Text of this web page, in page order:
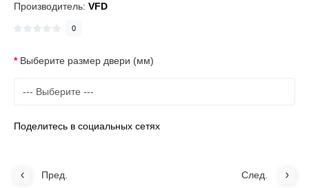
Производитель: VFD
0
Выберите размер двери (мм)
Поделитесь в социальных сетях
Пред. След.